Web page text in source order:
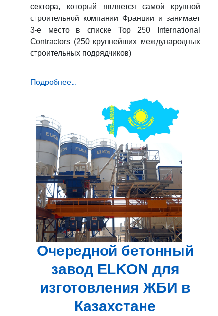
сектора, который является самой крупной
строительной компании Франции и занимает
3-е место в списке Top 250 International
Contractors (250 крупнейших международных
строительных подрядчиков)
Подробнее...
Очередной бетонный
завод ELKON для
изготовления ЖБИ в
Казахстане